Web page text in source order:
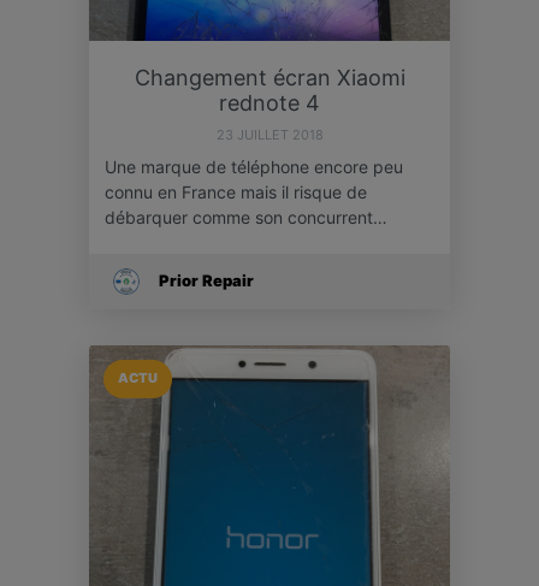
Changement écran Xiaomi
rednote 4
23 JUILLET 2018
Une marque de téléphone encore peu
connu en France mais il risque de
débarquer comme son concurrent…
Prior Repair
ACTU